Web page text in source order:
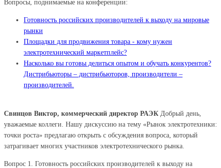
Вопросы, поднимаемые на конференции:
Готовность российских производителей к выходу на мировые
рынки
Площадки для продвижения товара - кому нужен
электротехнический маркетплейс?
Насколько вы готовы делиться опытом и обучать конкурентов?
Дистрибьюторы – дистрибьюторов, производители –
производителей.
Свинцов Виктор, коммерческий директор РАЭК Добрый день,
уважаемые коллеги. Нашу дискуссию на тему «Рынок электротехники:
точки роста» предлагаю открыть с обсуждения вопроса, который
затрагивает многих участников электротехнического рынка.
Вопрос 1. Готовность российских производителей к выходу на